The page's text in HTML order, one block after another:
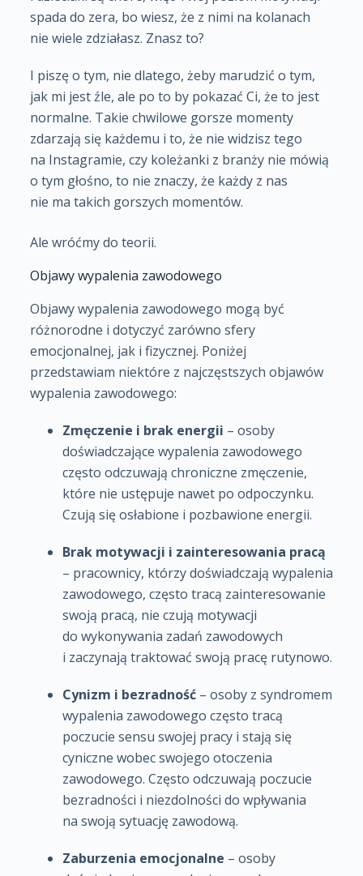
spada do zera, bo wiesz, że z nimi na kolanach
nie wiele zdziałasz. Znasz to?
I piszę o tym, nie dlatego, żeby marudzić o tym,
jak mi jest źle, ale po to by pokazać Ci, że to jest
normalne. Takie chwilowe gorsze momenty
zdarzają się każdemu i to, że nie widzisz tego
na Instagramie, czy koleżanki z branży nie mówią
o tym głośno, to nie znaczy, że każdy z nas
nie ma takich gorszych momentów.
Ale wróćmy do teorii.
Objawy wypalenia zawodowego
Objawy wypalenia zawodowego mogą być
różnorodne i dotyczyć zarówno sfery
emocjonalnej, jak i fizycznej. Poniżej
przedstawiam niektóre z najczęstszych objawów
wypalenia zawodowego:
Zmęczenie i brak energii – osoby
doświadczające wypalenia zawodowego
często odczuwają chroniczne zmęczenie,
które nie ustępuje nawet po odpoczynku.
Czują się osłabione i pozbawione energii.
Brak motywacji i zainteresowania pracą
– pracownicy, którzy doświadczają wypalenia
zawodowego, często tracą zainteresowanie
swoją pracą, nie czują motywacji
do wykonywania zadań zawodowych
i zaczynają traktować swoją pracę rutynowo.
Cynizm i bezradność– osoby z syndromem
wypalenia zawodowego często tracą
poczucie sensu swojej pracy i stają się
cyniczne wobec swojego otoczenia
zawodowego. Często odczuwają poczucie
bezradności i niezdolności do wpływania
na swoją sytuację zawodową.
Zaburzenia emocjonalne – osoby